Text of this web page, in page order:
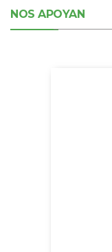
NOS APOYAN